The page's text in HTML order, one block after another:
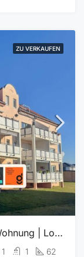
ZU VERKAUFEN
5% Rendite | gepflegte 2-Zimmer-Wohnung | Loggia | Tageslichtbad | Pkw-Stellplatz
1 1 62